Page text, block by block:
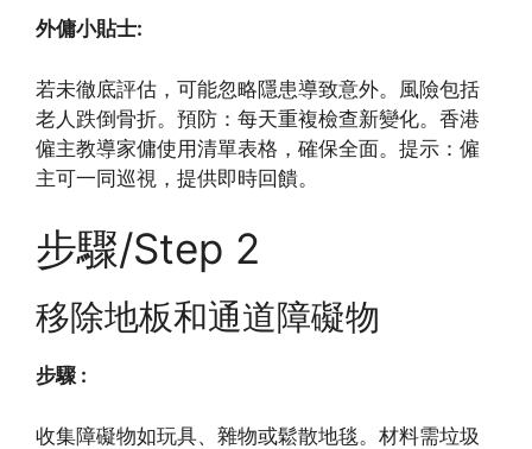
外傭小貼士:
若未徹底評估，可能忽略隱患導致意外。風險包括
老人跌倒骨折。預防：每天重複檢查新變化。香港
僱主教導家傭使用清單表格，確保全面。提示：僱
主可一同巡視，提供即時回饋。
步驟/Step 2
移除地板和通道障礙物
步驟 :
收集障礙物如玩具、雜物或鬆散地毯。材料需垃圾